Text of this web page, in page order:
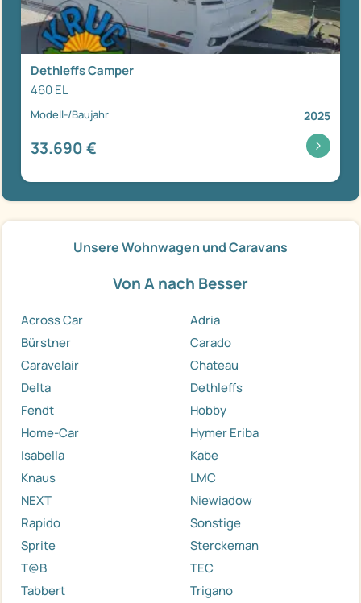
Dethleffs Camper
460 EL
Modell-/Baujahr 2025
33.690 €
Unsere Wohnwagen und Caravans
Von A nach Besser
Across Car
Adria
Bürstner
Carado
Caravelair
Chateau
Delta
Dethleffs
Fendt
Hobby
Home-Car
Hymer Eriba
Isabella
Kabe
Knaus
LMC
NEXT
Niewiadow
Rapido
Sonstige
Sprite
Sterckeman
T@B
TEC
Tabbert
Trigano